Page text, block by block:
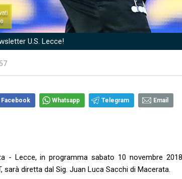
U.S. Lecce!
Facebook Whatsapp Telegram Email
- Lecce, in programma sabato 10 novembre
sarà diretta dal Sig. Juan Luca Sacchi di Macerata.